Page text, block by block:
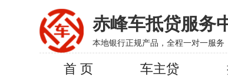
赤峰车抵贷服务
本地银行正规产品，全程一对一服务
首 页 车主贷